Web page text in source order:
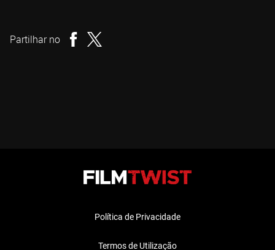
Partilhar no
Política de Privacidade
Termos de Utilização